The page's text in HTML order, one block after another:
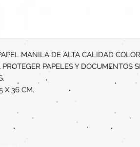
MANILA DE ALTA CALIDAD
PROTEGER PAPELES Y DOCUMENTOS
X 36 CM.